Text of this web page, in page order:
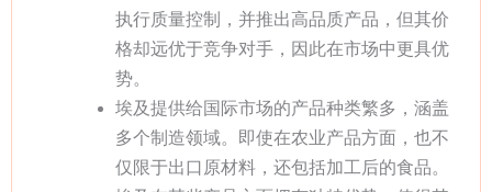
执行质量控制，并推出高品质产品，但其价
格却远优于竞争对手，因此在市场中更具优
势。
埃及提供给国际市场的产品种类繁多，涵盖
多个制造领域。即使在农业产品方面，也不
仅限于出口原材料，还包括加工后的食品。